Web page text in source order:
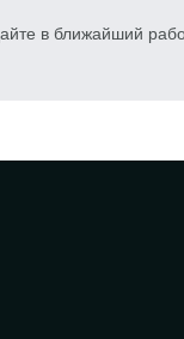
в ближайший